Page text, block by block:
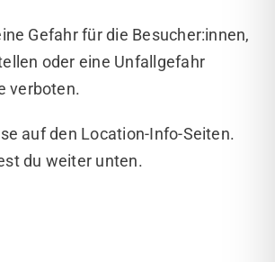
Gefahr für die Besucher:innen,
oder eine Unfallgefahr
verboten.
auf den Location-Info-Seiten.
du weiter unten.